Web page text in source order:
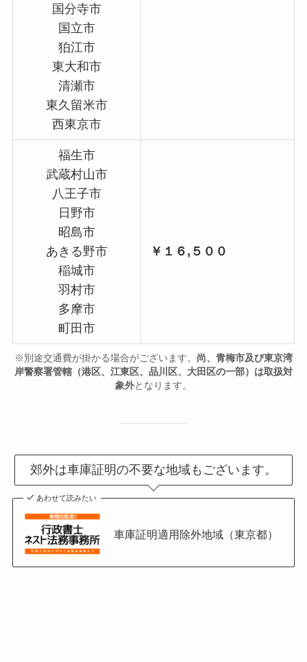
国分寺市
国立市
狛江市
東大和市
清瀬市
東久留米市
西東京市
福生市
武蔵村山市
八王子市
日野市
昭島市
あきる野市
稲城市
羽村市
多摩市
町田市
￥１６,５００
※別途交通費が掛かる場合がございます。 尚、青梅市及び東京湾
岸警察署管轄（港区、江東区、品川区、大田区の一部）は取扱対
象外となります。
郊外は車庫証明の不要な地域もございます。
あわせて読みたい
車庫証明適用除外地域（東京都）